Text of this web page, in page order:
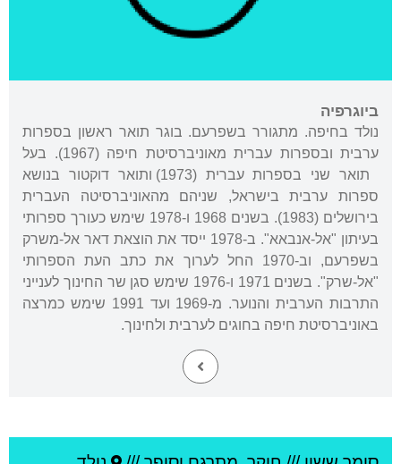
ביוגרפיה
נולד בחיפה. מתגורר בשפרעם. בוגר תואר ראשון בספרות
ערבית ובספרות עברית מאוניברסיטת חיפה (1967). בעל
תואר שני בספרות עברית (1973) ותואר דוקטור בנושא
ספרות ערבית בישראל, שניהם מהאוניברסיטה העברית
בירושלים (1983). בשנים 1968 ו-1978 שימש כעורך ספרותי
בעיתון "אל-אנבאא". ב-1978 ייסד את הוצאת דאר אל-משרק
בשפרעם, וב-1970 החל לערוך את כתב העת הספרותי
"אל-שרק". בשנים 1971 ו-1976 שימש סגן שר החינוך לענייני
התרבות הערבית והנוער. מ-1969 ועד 1991 שימש כמרצה
באוניברסיטת חיפה בחוגים לערבית ולחינוך.